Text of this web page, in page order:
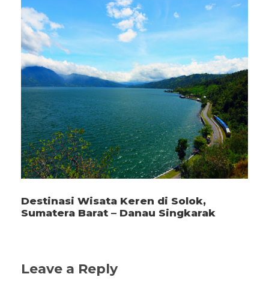
Destinasi Wisata Keren di Solok,
Sumatera Barat – Danau Singkarak
Leave a Reply